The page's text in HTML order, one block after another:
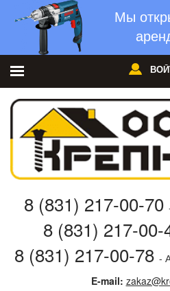
Мы
8 (831) 217-00-70
8 (831) 217-00-
8 (831) 217-00-78 -
E-mail: